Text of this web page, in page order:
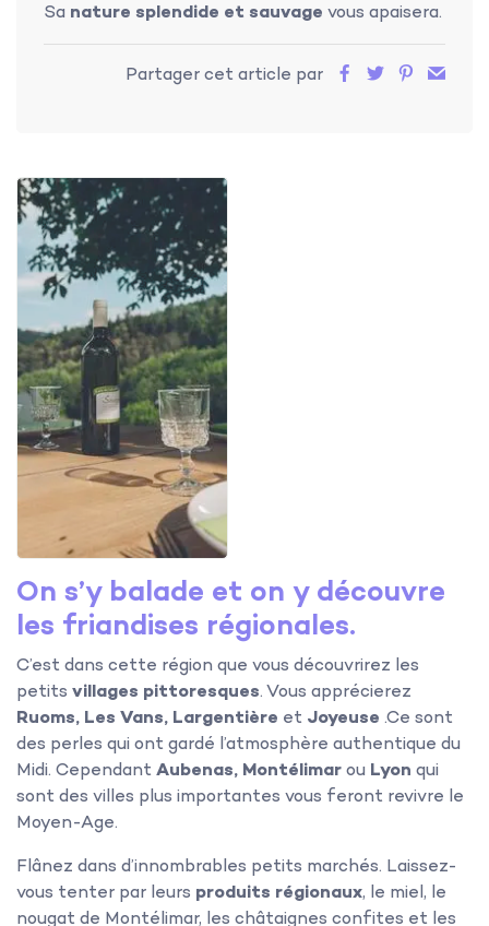
Sa nature splendide et sauvage vous apaisera.
Partager cet article par
On s’y balade et on y découvre
les friandises régionales.
C’est dans cette région que vous découvrirez les
petits villages pittoresques. Vous apprécierez
Ruoms, Les Vans, Largentière et Joyeuse .Ce sont
des perles qui ont gardé l’atmosphère authentique du
Midi. Cependant Aubenas, Montélimarou Lyon qui
sont des villes plus importantes vous feront revivre le
Moyen-Age.
Flânez dans d’innombrables petits marchés. Laissez-
vous tenter par leurs produits régionaux, le miel, le
nougat de Montélimar, les châtaignes confites et les